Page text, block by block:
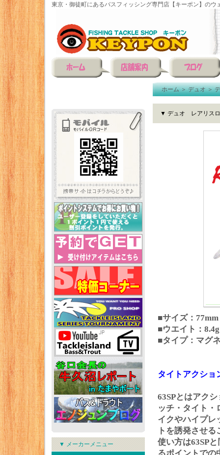
東京・御徒町にあるバスフィッシング専門店【キーポン】のウ
▼ メーカーメニュー
ホーム＞デュオ＞
▼ デュオ レアリスロ
■サイズ：77mm
■ウエイト：8.4g
■タイプ：マグ
タイトアクショ
63SPとはアク
ッチ・タイト・
イクやハイプレ
トを誘発させ
使い方は63SP